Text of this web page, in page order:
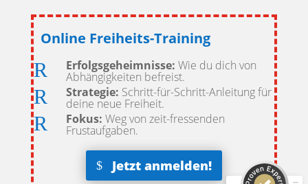
Online Freiheits-Training
R Erfolgsgeheimnisse: Wie du dich von
Abhängigkeiten befreist.
R Strategie: Schritt-für-Schritt-Anleitung für
deine neue Freiheit.
R Fokus: Weg von zeit-fressenden
Frustaufgaben.
Jetzt anmelden!
Kundenbewertungen und Erfahrungen zu
BRAIN CONNECTION GmbH
Empfehlungen auf
ProvenExpert.com
SEHR GUT
4,67 / 5,00